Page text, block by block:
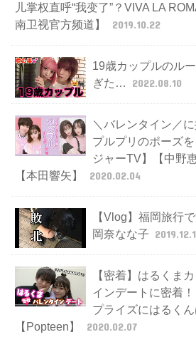
儿掌权直呼“我变了”？VIVA LA
南卫视官方频道】
2019.10.22
19歳カップルのル
ぎた…
2022.08.10
＼バレンタイン／
プルプリのポーズ
ジャーTV】【中野
【本田響矢】
2020.02.04
【Vlog】福岡旅行
岡奈なな子
【密着】はるくま
インデートに密着
プライズにはるくん
【Popteen】
2020.02.07